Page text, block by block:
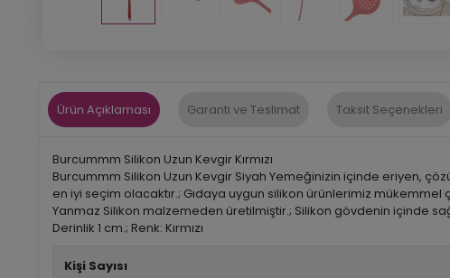
Ürün Açıklaması Garanti ve Teslimat Taksit Seçenekleri
Burcummm Silikon Uzun Kevgir Kırmızı
Burcummm Silikon Uzun Kevgir Siyah Yemeğinizin içinde eriyen,
en iyi seçim olacaktır.; Gıdaya uygun silikon ürünlerimiz
Yanmaz Silikon malzemeden üretilmiştir.; Silikon gövdenin içinde
Derinlik 1 cm.; Renk: Kırmızı
Kişi Sayısı